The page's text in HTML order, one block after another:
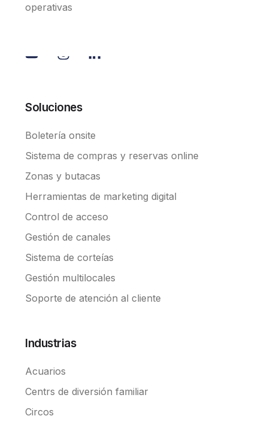
operativas
Soluciones
Boletería onsite
Sistema de compras y reservas online
Zonas y butacas
Herramientas de marketing digital
Control de acceso
Gestión de canales
Sistema de corteías
Gestión multilocales
Soporte de atención al cliente
Industrias
Acuarios
Centrs de diversión familiar
Circos